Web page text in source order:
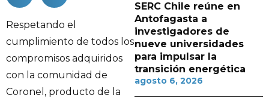
Respetando el
cumplimiento de todos los
compromisos adquiridos
con la comunidad de
Coronel, producto de la
SERC Chile reúne en
Antofagasta a
investigadores de
nueve universidades
para impulsar la
transición energética
agosto 6, 2026